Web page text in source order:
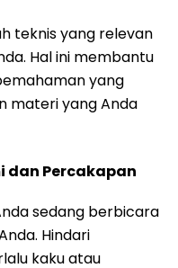
teknis yang relevan
Hal ini membantu
yang
materi yang Anda
dan Percakapan
sedang berbicara
Hindari
kaku atau